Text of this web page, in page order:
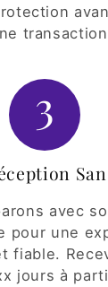
3
avec
pour une
fiable.
jours à